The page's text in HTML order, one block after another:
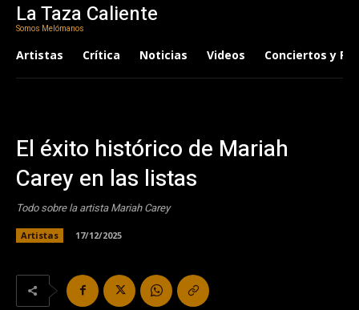
La Taza Caliente
Somos Melómanos
Artistas Crítica Noticias Videos Conciertos y
El éxito histórico de Mariah
Carey en las listas
Todo sobre la artista Mariah Carey
Artistas 17/12/2025